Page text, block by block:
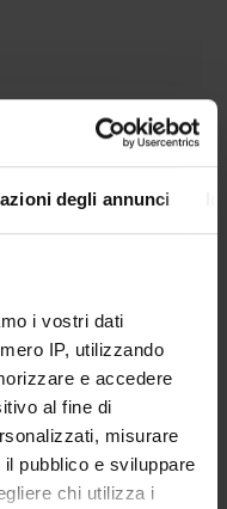
degli annunci
i vostri dati
IP, utilizzando
e accedere
al fine di
misurare
pubblico e sviluppare
chi utilizza i
relativo
e apprendimento per le
SUPERIORE